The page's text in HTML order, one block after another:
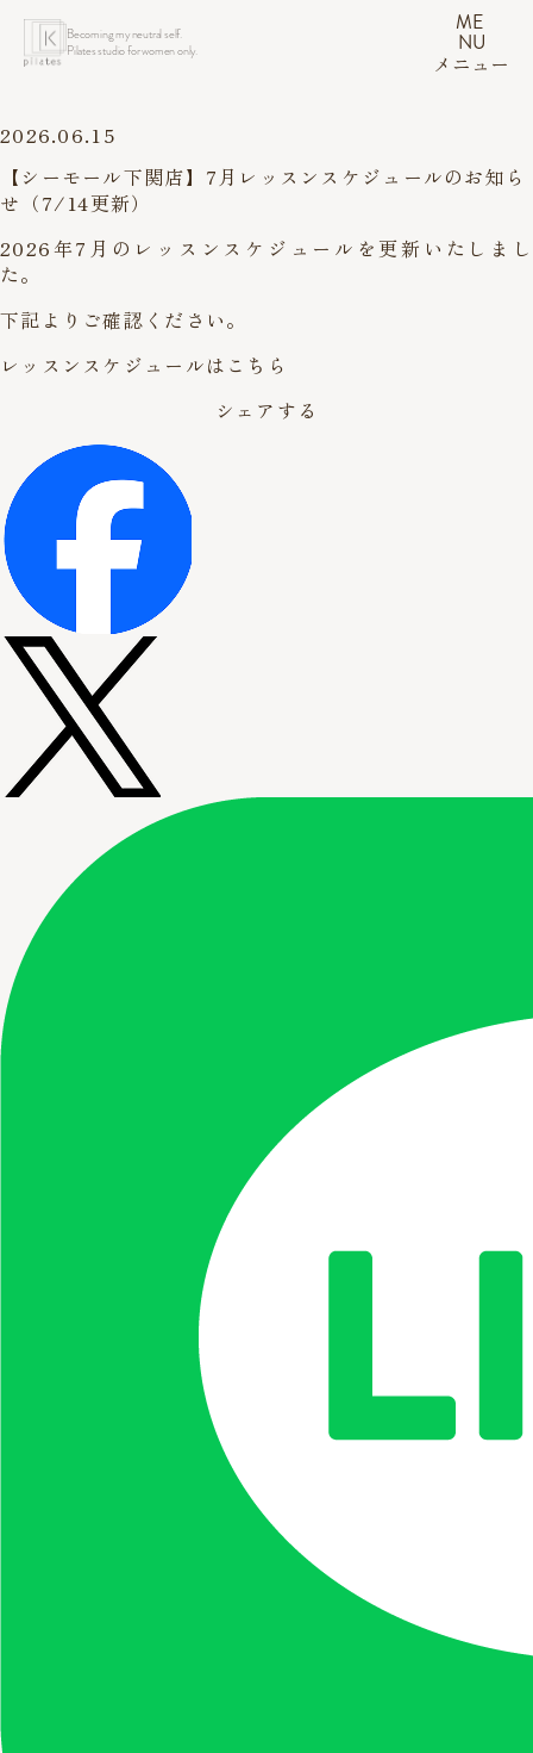
Becoming my neutral self.
Pilates studio for women only.
ME
NU
メニュー
2026.06.15
【シーモール下関店】7月レッスンスケジュールのお知ら
せ（7/14更新）
2026年7月のレッスンスケジュールを更新いたしまし
た。
下記よりご確認ください。
レッスンスケジュールはこちら
シェアする